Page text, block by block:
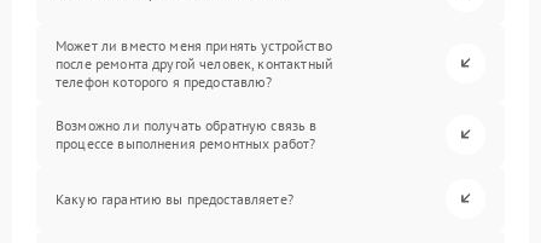
Может ли вместо меня принять устройство
после ремонта другой человек, контактный
телефон которого я предоставлю?
Возможно ли получать обратную связь в
процессе выполнения ремонтных работ?
Какую гарантию вы предоставляете?